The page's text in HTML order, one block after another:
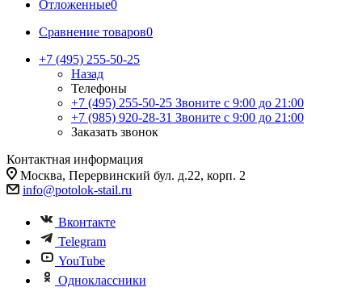
Отложенные0
Сравнение товаров0
+7 (495) 255-50-25
Назад
Телефоны
+7 (495) 255-50-25 Звоните с 9:00 до 21:00
+7 (985) 920-28-31 Звоните с 9:00 до 21:00
Заказать звонок
Контактная информация
Москва, Перервинский бул. д.22, корп. 2
info@potolok-stail.ru
Вконтакте
Telegram
YouTube
Одноклассники